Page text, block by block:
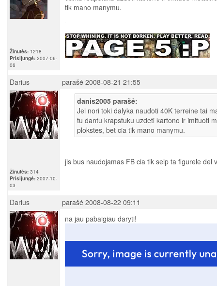
Žinutės: 1218
Prisijungė: 2007-06-
06
tik mano manymu.
Darius parašė 2008-08-21 21:55
Žinutės: 314
Prisijungė: 2007-10-
03
danis2005 parašė:
Jei nori toki dalyka naudoti 40K terreine tai
tu dantu krapstuku uzdeti kartono ir imituoti
plokstes, bet cia tik mano manymu.
jis bus naudojamas FB cia tik seip ta figurele del
Darius parašė 2008-08-22 09:11
na jau pabaigiau daryti!